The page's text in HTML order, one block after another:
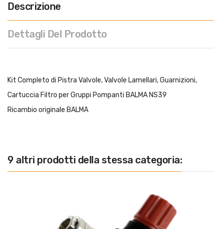
Descrizione
Dettagli Del Prodotto
Kit Completo di Pistra Valvole, Valvole Lamellari, Guarnizioni,
Cartuccia Filtro per Gruppi Pompanti BALMA NS39
Ricambio originale BALMA
9 altri prodotti della stessa categoria: